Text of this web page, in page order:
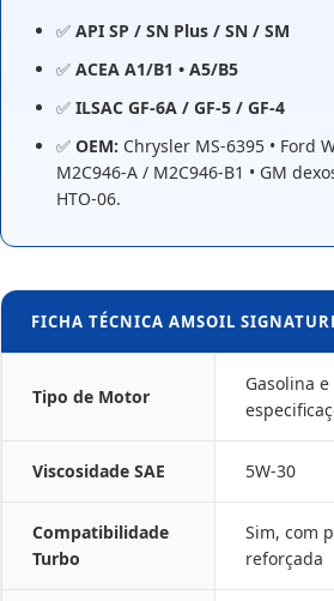
✅ API SP / SN Plus / SN / SM
✅ ACEA A1/B1 • A5/B5
✅ ILSAC GF-6A / GF-5 / GF-4
✅ OEM: Chrysler MS-6395 • Ford
M2C946-A / M2C946-B1 • GM
HTO-06.
FICHA TÉCNICA AMSOIL
Tipo de Motor
Gasolina
Viscosidade SAE 5W-30
Compatibilidade
Turbo
Sim, com
reforçada